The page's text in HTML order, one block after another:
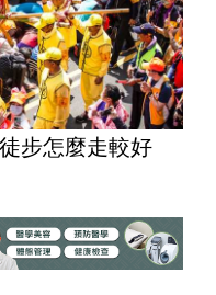
步怎麼走較好